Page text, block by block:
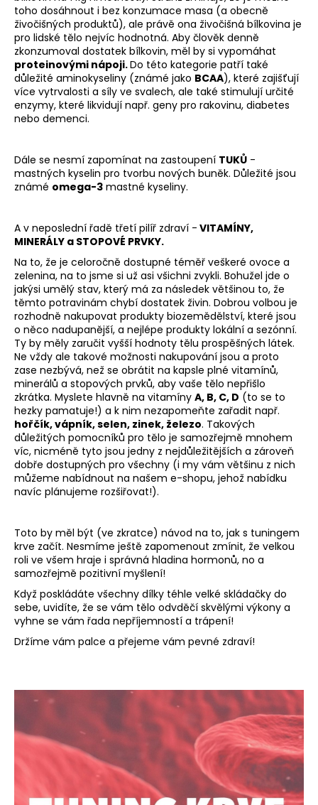
toho dosáhnout i bez konzumace masa (a obecně
živočišných produktů), ale právě ona živočišná bílkovina je
pro lidské tělo nejvíc hodnotná. Aby člověk denně
zkonzumoval dostatek bílkovin, měl by si vypomáhat
proteinovými nápoji.Do této kategorie patří také
důležité aminokyseliny (známé jako BCAA), které zajišťují
více vytrvalosti a síly ve svalech, ale také stimulují určité
enzymy, které likvidují např. geny pro rakovinu, diabetes
nebo demenci.
Dále se nesmí zapomínat na zastoupení TUKŮ -
mastných kyselin pro tvorbu nových buněk. Důležité jsou
známé omega-3 mastné kyseliny.
A v neposlední řadě třetí pilíř zdraví - VITAMÍNY,
MINERÁLY a STOPOVÉ PRVKY.
Na to, že je celoročně dostupné téměř veškeré ovoce a
zelenina, na to jsme si už asi všichni zvykli. Bohužel jde o
jakýsi umělý stav, který má za následek většinou to, že
těmto potravinám chybí dostatek živin. Dobrou volbou je
rozhodně nakupovat produkty biozemědělství, které jsou
o něco nadupanější, a nejlépe produkty lokální a sezónní.
Ty by měly zaručit vyšší hodnoty tělu prospěšných látek.
Ne vždy ale takové možnosti nakupování jsou a proto
zase nezbývá, než se obrátit na kapsle plné vitamínů,
minerálů a stopových prvků, aby vaše tělo nepřišlo
zkrátka. Myslete hlavně na vitamíny A, B, C, D (to se to
hezky pamatuje!) a k nim nezapomeňte zařadit např.
hořčík, vápník, selen, zinek, železo. Takových
důležitých pomocníků pro tělo je samozřejmě mnohem
víc, nicméně tyto jsou jedny z nejdůležitějších a zároveň
dobře dostupných pro všechny (i my vám většinu z nich
můžeme nabídnout na našem e-shopu, jehož nabídku
navíc plánujeme rozšiřovat!).
Toto by měl být (ve zkratce) návod na to, jak s tuningem
krve začít. Nesmíme ještě zapomenout zmínit, že velkou
roli ve všem hraje i správná hladina hormonů, no a
samozřejmě pozitivní myšlení!
Když poskládáte všechny dílky téhle velké skládačky do
sebe, uvidíte, že se vám tělo odvděčí skvělými výkony a
vyhne se vám řada nepříjemností a trápení!
Držíme vám palce a přejeme vám pevné zdraví!